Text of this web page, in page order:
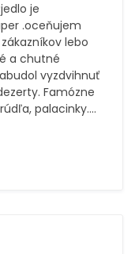
je
.oceňujem
lebo
a chutné
vyzdvihnuť
Famózne
palacinky....